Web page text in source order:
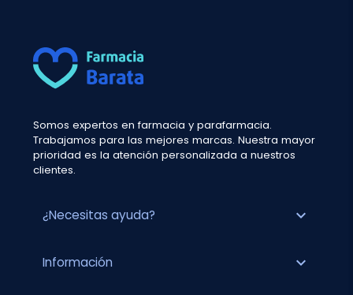
Somos expertos en farmacia y parafarmacia.
Trabajamos para las mejores marcas. Nuestra mayor
prioridad es la atención personalizada a nuestros
clientes.
¿Necesitas ayuda? expand_more
Información expand_more